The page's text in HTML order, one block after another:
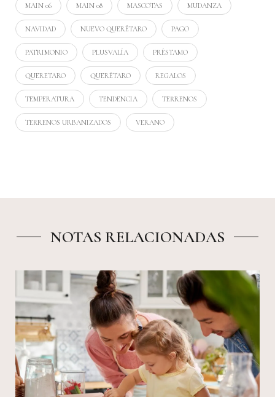
MAIN 06 MAIN 08 MASCOTAS MUDANZA
NAVIDAD NUEVO QUERÉTARO PAGO
PATRIMONIO PLUSVALÍA PRÉSTAMO
QUERETARO QUERÉTARO REGALOS
TEMPERATURA TENDENCIA TERRENOS
TERRENOS URBANIZADOS VERANO
NOTAS RELACIONADAS